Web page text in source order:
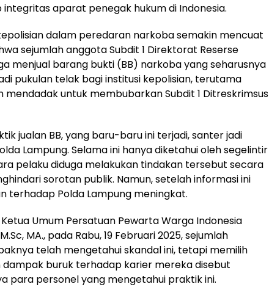
aparat penegak hukum di Indonesia.
dalam peredaran narkoba semakin mencuat
sejumlah anggota Subdit 1 Direktorat Reserse
menjual barang bukti (BB) narkoba yang seharusnya
pukulan telak bagi institusi kepolisian, terutama
untuk membubarkan Subdit 1 Ditreskrimsus
jualan BB, yang baru-baru ini terjadi, santer jadi
Lampung. Selama ini hanya diketahui oleh segelintir
pelaku diduga melakukan tindakan tersebut secara
sorotan publik. Namun, setelah informasi ini
terhadap Polda Lampung meningkat.
Umum Persatuan Pewarta Warga Indonesia
MA., pada Rabu, 19 Februari 2025, sejumlah
telah mengetahui skandal ini, tetapi memilih
buruk terhadap karier mereka disebut
para personel yang mengetahui praktik ini.